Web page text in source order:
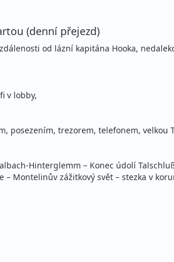
(denní přejezd)
od lázní kapitána Hooka,
v lobby,
posezením, trezorem, telefonem, velkou
Hinterglemm – Konec údolí
Montelinův zážitkový svět – stezka v